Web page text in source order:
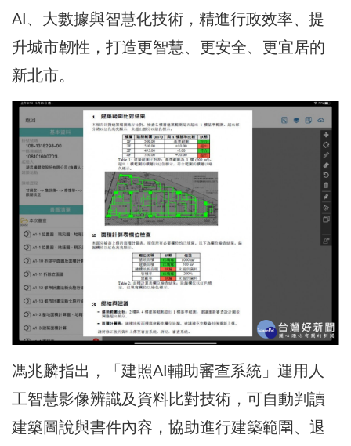
AI、大數據與智慧化技術，精進行政效率、提
升城市韌性，打造更智慧、更安全、更宜居的
新北市。
馮兆麟指出，「建照AI輔助審查系統」運用人
工智慧影像辨識及資料比對技術，可自動判讀
建築圖說與書件內容，協助進行建築範圍、退